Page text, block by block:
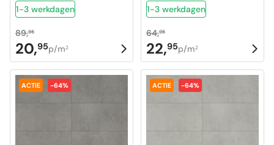
1-3 werkdagen
89,95
Oorspronkelijke
prijs
was:
89,95.
20,95
Huidige
prijs
is:
20,95.
p/m2
1-3 werkdagen
64,95
Oorspronkelijke
prijs
was:
64,95.
22,95
Huidige
prijs
is:
22,95.
p/m2
ACTIE -64% ACTIE -64%